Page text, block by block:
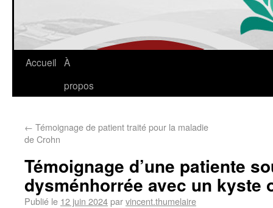
Accueil À
propos
← Témoignage de patient traité pour la maladie
de Crohn
Témoignage d’une patiente
dysménhorrée avec un kyste
Publié le 12 juin 2024parvincent.thumelaire